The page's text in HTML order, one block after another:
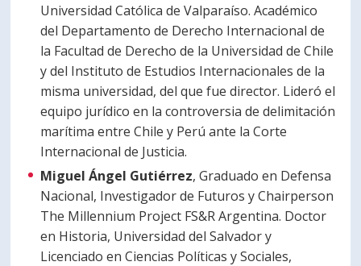
Universidad Católica de Valparaíso. Académico
del Departamento de Derecho Internacional de
la Facultad de Derecho de la Universidad de Chile
y del Instituto de Estudios Internacionales de la
misma universidad, del que fue director. Lideró el
equipo jurídico en la controversia de delimitación
marítima entre Chile y Perú ante la Corte
Internacional de Justicia.
Miguel Ángel Gutiérrez, Graduado en Defensa
Nacional, Investigador de Futuros y Chairperson
The Millennium Project FS&R Argentina. Doctor
en Historia, Universidad del Salvador y
Licenciado en Ciencias Políticas y Sociales,